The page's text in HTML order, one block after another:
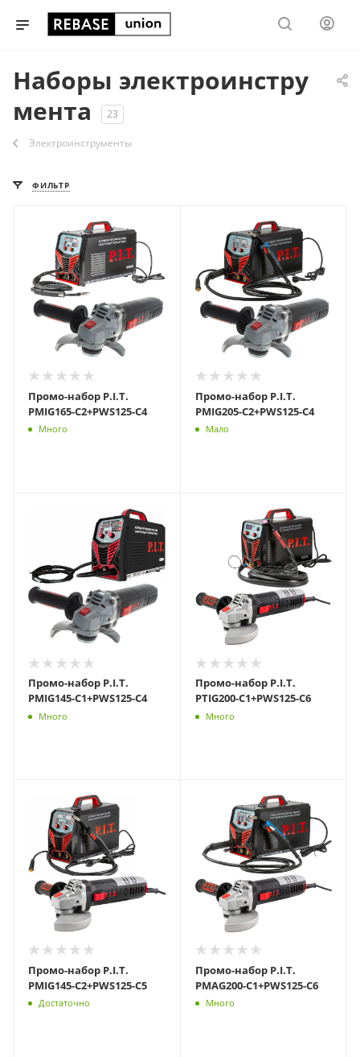
Наборы электроинстру
мента
23
Электроинструменты
ФИЛЬТР
Промо-набор P.I.T.
PMIG165-C2+PWS125-C4
Много
Промо-набор P.I.T.
PMIG205-C2+PWS125-C4
Мало
Промо-набор P.I.T.
PMIG145-C1+PWS125-C4
Много
Промо-набор P.I.T.
PTIG200-C1+PWS125-C6
Много
Промо-набор P.I.T.
PMIG145-C2+PWS125-C5
Достаточно
Промо-набор P.I.T.
PMAG200-C1+PWS125-C6
Много